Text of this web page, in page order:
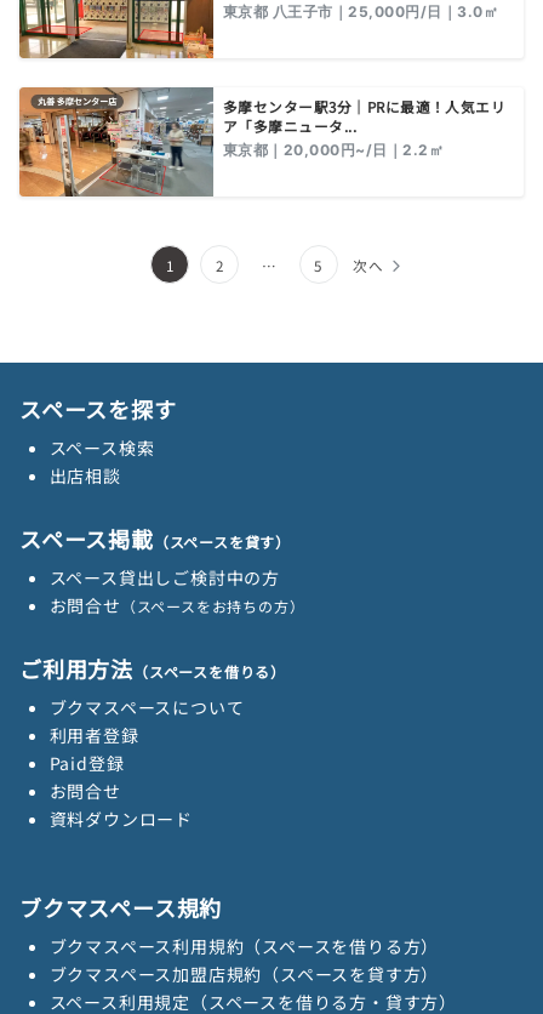
東京都 八王子市｜25,000円/日｜3.0㎡
多摩センター駅3分｜PRに最適！人気エリ
ア「多摩ニュータ...
東京都｜20,000円~/日｜2.2㎡
ー
ジ
り
1 2 … 5 次へ
スペースを探す
スペース検索
出店相談
スペース掲載 （スペースを貸す）
スペース貸出しご検討中の方
お問合せ （スペースをお持ちの方）
ご利用方法 （スペースを借りる）
ブクマスペースについて
利用者登録
Paid登録
お問合せ
資料ダウンロード
ブクマスペース規約
ブクマスペース利用規約（スペースを借りる方）
ブクマスペース加盟店規約（スペースを貸す方）
スペース利用規定（スペースを借りる方・貸す方）